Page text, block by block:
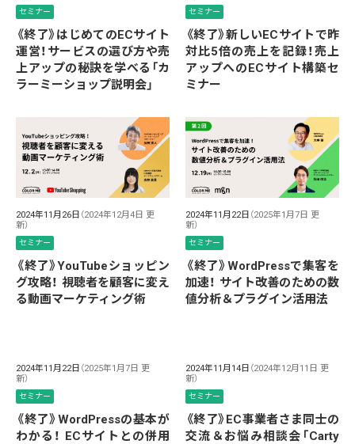
セミナー
《終了》はじめてのECサイト
運営！サービスの選び方や売
上アップの秘訣を学べる「カ
ラーミーショップ説明会」
セミナー
《終了》新しいECサイトで昨
対比5倍の売上を記録！売上
アップへのECサイト構築セ
ミナー
2024年11月26日 （2024年12月4日 更
新）
セミナー
《終了》YouTubeショッピン
グ攻略！ 視聴者を顧客に変え
る動画マーケティング術
2024年11月22日 （2025年1月7日 更
新）
セミナー
《終了》WordPressで集客を
加速！ サイト改善のための数
値分析＆プラグイン活用法
2024年11月22日 （2025年1月7日 更
新）
セミナー
《終了》WordPressの基本が
わかる！ ECサイトとの併用
2024年11月14日 （2024年12月11日 更
新）
セミナー
《終了》EC事業者さま同士の
交流＆お悩み相談会「Carty